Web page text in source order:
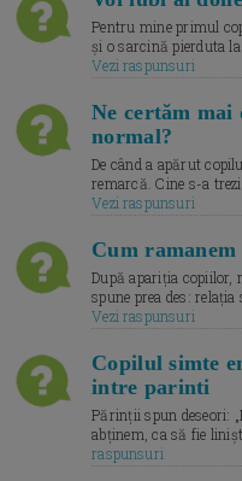
Pentru mine primul
și o sarcină pierduta
Vezi raspunsuri
Ne certăm mai
normal?
De când a apărut
remarcă. Cine s-a
Vezi raspunsuri
Cum
După apariția copiilor,
spune prea des:
Vezi raspunsuri
Copilul simte
intre parinti
Părinții spun deseori:
abținem, ca să fie
raspunsuri